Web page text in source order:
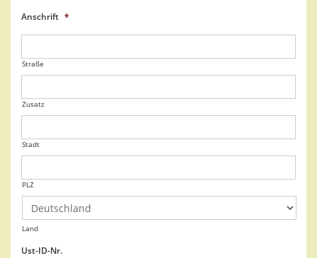
Anschrift *
Straße
Zusatz
Stadt
PLZ
Land
Ust-ID-Nr.